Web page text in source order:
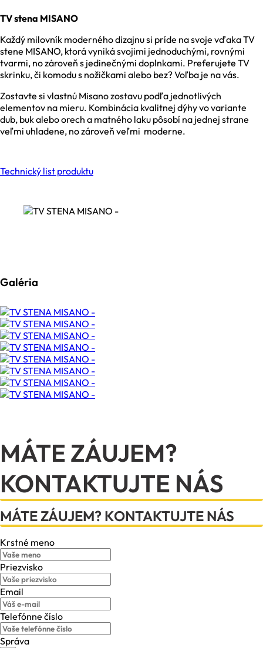
TV stena MISANO
Každý milovník moderného dizajnu si príde na svoje vďaka TV
stene MISANO, ktorá vyniká svojimi jednoduchými, rovnými
tvarmi, no zároveň s jedinečnými doplnkami. Preferujete TV
skrinku, či komodu s nožičkami alebo bez? Voľba je na vás.
Zostavte si vlastnú Misano zostavu podľa jednotlivých
elementov na mieru. Kombinácia kvalitnej dýhy vo variante
dub, buk alebo orech a matného laku pôsobí na jednej strane
veľmi uhladene, no zároveň veľmi moderne.
Technický list produktu
Galéria
MÁTE ZÁUJEM?
KONTAKTUJTE NÁS
MÁTE ZÁUJEM? KONTAKTUJTE NÁS
Krstné meno
Priezvisko
Email
Telefónne číslo
Správa